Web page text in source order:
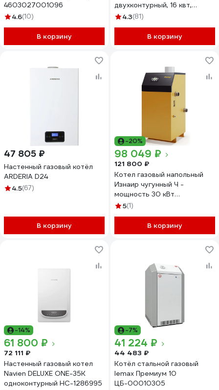
4603027001096
4.6(10)
В корзину
двухконтурный, 16 квт,
коаксиальный НС-1205496
4.3(81)
В корзину
47 805 ₽
Настенный газовый котёл
ARDERIA D24
4.5(67)
В корзину
-20%
98 049 ₽
121 800 ₽
Котел газовый напольный
Изнаир чугунный Ч -
мощность 30 кВт
4687205582331
5(1)
В корзину
-14%
61 800 ₽
72 111 ₽
Настенный газовый котел
Navien DELUXE ONE-35K
одноконтурный НС-1286995
-7%
41 224 ₽
44 483 ₽
Котёл стальной газовый
lemax Премиум 10
ЦБ-00010305